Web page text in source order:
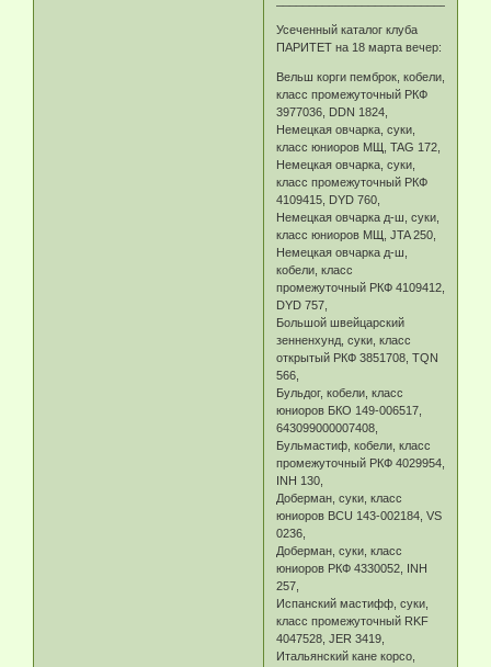
Усеченный каталог клуба
ПАРИТЕТ на 18 марта вечер:
Вельш корги пемброк, кобели,
класс промежуточный РКФ
3977036, DDN 1824,
Немецкая овчарка, суки,
класс юниоров МЩ, TAG 172,
Немецкая овчарка, суки,
класс промежуточный РКФ
4109415, DYD 760,
Немецкая овчарка д-ш, суки,
класс юниоров МЩ, JTA 250,
Немецкая овчарка д-ш,
кобели, класс
промежуточный РКФ 4109412,
DYD 757,
Большой швейцарский
зенненхунд, суки, класс
открытый РКФ 3851708, TQN
566,
Бульдог, кобели, класс
юниоров БКО 149-006517,
643099000007408,
Бульмастиф, кобели, класс
промежуточный РКФ 4029954,
INH 130,
Доберман, суки, класс
юниоров BCU 143-002184, VS
0236,
Доберман, суки, класс
юниоров РКФ 4330052, INH
257,
Испанский мастифф, суки,
класс промежуточный RKF
4047528, JER 3419,
Итальянский кане корсо,